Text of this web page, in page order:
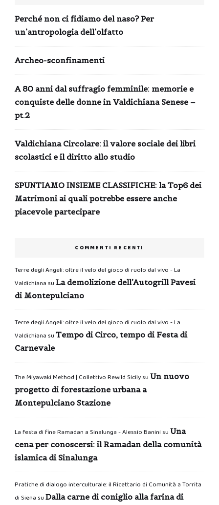
Perché non ci fidiamo del naso? Per
un’antropologia dell’olfatto
Archeo-sconfinamenti
A 80 anni dal suffragio femminile: memorie e
conquiste delle donne in Valdichiana Senese –
pt.2
Valdichiana Circolare: il valore sociale dei libri
scolastici e il diritto allo studio
SPUNTIAMO INSIEME CLASSIFICHE: la Top6 dei
Matrimoni ai quali potrebbe essere anche
piacevole partecipare
COMMENTI RECENTI
Terre degli Angeli: oltre il velo del gioco di ruolo dal vivo - La
Valdichiana su La demolizione dell’Autogrill Pavesi
di Montepulciano
Terre degli Angeli: oltre il velo del gioco di ruolo dal vivo - La
Valdichiana su Tempo di Circo, tempo di Festa di
Carnevale
The Miyawaki Method | Collettivo Rewild Sicilysu Un nuovo
progetto di forestazione urbana a
Montepulciano Stazione
La festa di fine Ramadan a Sinalunga - Alessio Banini su Una
cena per conoscersi: il Ramadan della comunità
islamica di Sinalunga
Pratiche di dialogo interculturale: il Ricettario di Comunità a Torrita
di Siena su Dalla carne di coniglio alla farina di